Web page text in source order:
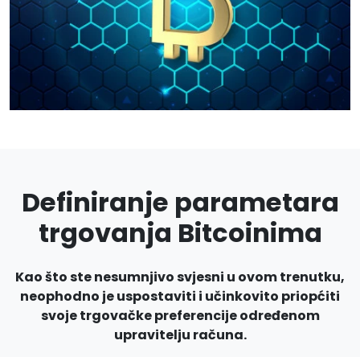
Definiranje parametara
trgovanja Bitcoinima
Kao što ste nesumnjivo svjesni u ovom trenutku,
neophodno je uspostaviti i učinkovito priopćiti
svoje trgovačke preferencije određenom
upravitelju računa.